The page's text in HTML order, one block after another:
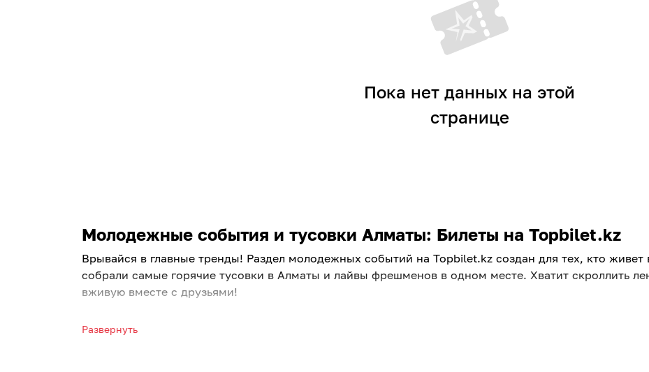
Пока нет данных на этой
странице
Молодежные события и тусовки Алматы: Билеты на Topbilet.kz
Врывайся в главные тренды! Раздел молодежных событий на Topbilet.kz создан для тех, кто
собрали самые горячие тусовки в Алматы и лайвы фрешменов в одном месте. Хватит скроллить
вживую вместе с друзьями!
Развернуть